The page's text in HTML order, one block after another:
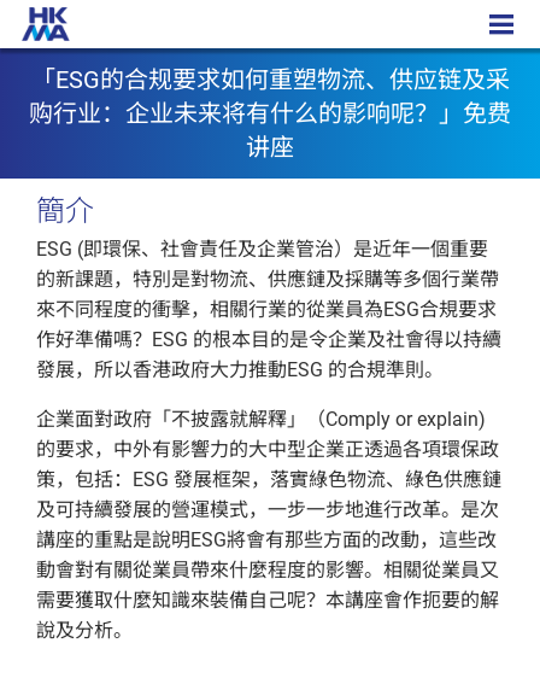
Logistics讲座
「ESG的合规要求如何重塑物流、供应链及采
购行业：企业未来将有什么的影响呢？」免费
讲座
簡介
ESG (即環保、社會責任及企業管治）是近年一個重要
的新課題，特別是對物流、供應鏈及採購等多個行業帶
來不同程度的衝擊，相關行業的從業員為ESG合規要求
作好準備嗎？ESG 的根本目的是令企業及社會得以持續
發展，所以香港政府大力推動ESG 的合規準則。
企業面對政府「不披露就解釋」（Comply or explain)
的要求，中外有影響力的大中型企業正透過各項環保政
策，包括：ESG 發展框架，落實綠色物流、綠色供應鏈
及可持續發展的營運模式，一步一步地進行改革。是次
講座的重點是說明ESG將會有那些方面的改動，這些改
動會對有關從業員帶來什麼程度的影響。相關從業員又
需要獲取什麼知識來裝備自己呢？本講座會作扼要的解
說及分析。